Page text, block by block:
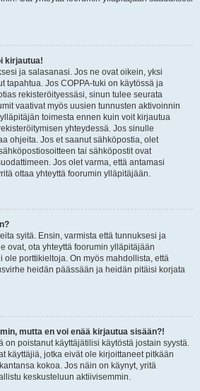
kirjautua!
ja salasanasi. Jos ne ovat oikein, yksi
tapahtua. Jos COPPA-tuki on käytössä ja
rekisteröityessäsi, sinun tulee seurata
vaativat myös uusien tunnusten aktivoinnin
toimesta ennen kuin voit kirjautua
yhteydessä. Jos sinulle
ohjeita. Jos et saanut sähköpostia, olet
tai sähköpostit ovat
Jos olet varma, että antamasi
ottaa yhteyttä foorumin ylläpitäjään.
syitä. Ensin, varmista että tunnuksesi ja
ovat, ota yhteyttä foorumin ylläpitäjään
ole porttikieltoja. On myös mahdollista, että
heidän päässään ja heidän pitäisi korjata
mutta en voi enää kirjautua sisään?!
on poistanut käyttäjätilisi käytöstä jostain syystä.
käyttäjiä, jotka eivät ole kirjoittaneet pitkään
kokoa. Jos näin on käynyt, yritä
keskusteluun aktiivisemmin.